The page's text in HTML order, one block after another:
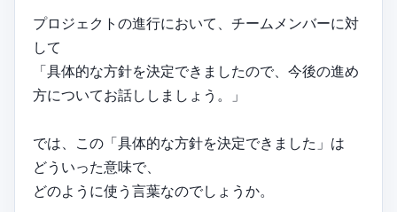
プロジェクトの進行において、チームメンバーに対
して
「具体的な方針を決定できましたので、今後の進め
方についてお話ししましょう。」
では、この「具体的な方針を決定できました」は
どういった意味で、
どのように使う言葉なのでしょうか。